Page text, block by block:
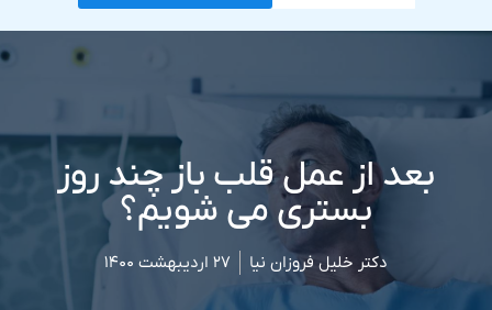
بعد از عمل قلب باز چند روز
بستری می شویم؟
دکتر خلیل فروزان نیا ۲۷ اردیبهشت ۱۴۰۰